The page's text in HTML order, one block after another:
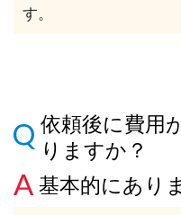
す。
依頼後に費用
りますか？
基本的にあり